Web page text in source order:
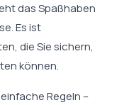
das Spaßhaben
Es ist
die Sie sichern,
können.
Regeln –